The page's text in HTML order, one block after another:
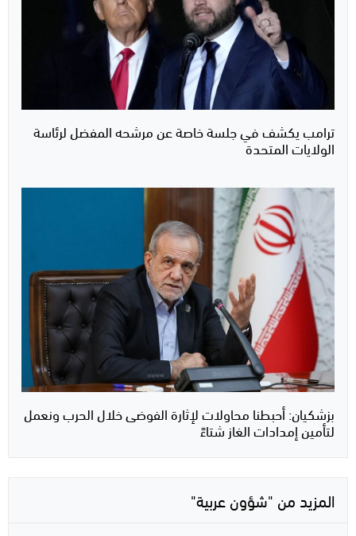
ترامب يكشف في جلسة خاصة عن مرشحه المفضل لرئاسة
الولايات المتحدة
بزشكيان: أحبطنا محاولات لإثارة الفوضى خلال الحرب ونعمل
لتأمين إمدادات الغاز شتاءً
المزيد من "شؤون عربية"